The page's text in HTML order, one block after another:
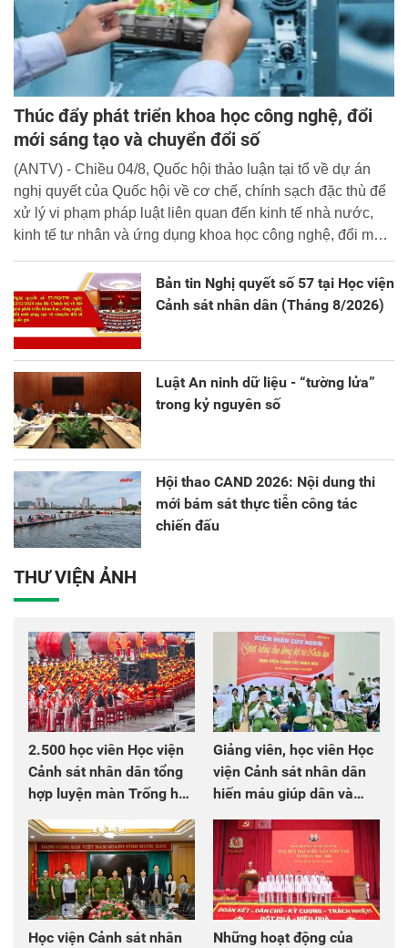
Thúc đẩy phát triển khoa học công nghệ, đổi
mới sáng tạo và chuyển đổi số
(ANTV) - Chiều 04/8, Quốc hội thảo luận tại tổ về dự án
nghị quyết của Quốc hội về cơ chế, chính sạch đặc thù để
xử lý vi phạm pháp luật liên quan đến kinh tế nhà nước,
kinh tế tư nhân và ứng dụng khoa học công nghệ, đổi mới
sáng tạo và chuyển đổi số.
Bản tin Nghị quyết số 57 tại Học viện
Cảnh sát nhân dân (Tháng 8/2026)
Luật An ninh dữ liệu - “tường lửa”
trong kỷ nguyên số
Hội thao CAND 2026: Nội dung thi
mới bám sát thực tiễn công tác
chiến đấu
THƯ VIỆN ẢNH
2.500 học viên Học viện
Cảnh sát nhân dân tổng
hợp luyện màn Trống hội
chào mừng Đại hội Đảng
Giảng viên, học viên Học
viện Cảnh sát nhân dân
hiến máu giúp dân và
đồng đội
Học viện Cảnh sát nhân
Những hoạt động của